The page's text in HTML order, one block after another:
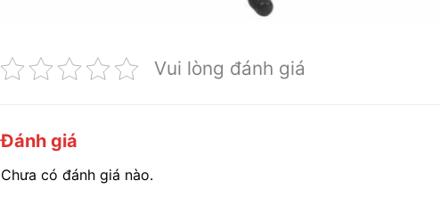
Vui lòng đánh giá
Đánh giá
Chưa có đánh giá nào.